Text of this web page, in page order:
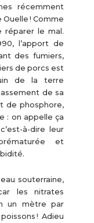
récemment
! Comme
réparer le mal.
l’apport de
des fumiers,
de porcs est
de la terre
de sa
de phosphore,
: on appelle ça
à-dire leur
et
souterraine,
les nitrates
un mètre par
! Adieu